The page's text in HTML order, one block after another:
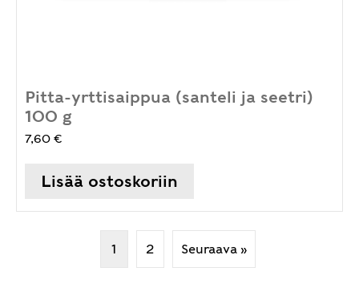
Pitta-yrttisaippua (santeli ja seetri)
100 g
7,60 €
Lisää ostoskoriin
1 2 Seuraava »